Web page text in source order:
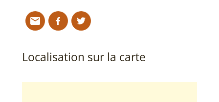
Localisation sur la carte